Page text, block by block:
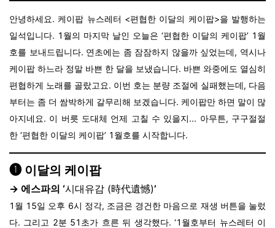
안녕하세요. 케이팝 뉴스레터 <편협한 이달의 케이팝>을 발행하는
일석입니다. 1월의 마지막 날인 오늘은 ‘편협한 이달의 케이팝’ 1월
호를 보내드립니다. 연초에는 좀 잠잠하지 않을까 싶었는데, 역시나
케이팝 하느라 정말 바쁜 한 달을 보냈습니다. 바쁜 와중에도 열심히
편협하게 노래를 골랐고요. 이번 호는 분량 조절에 실패했는데, 다음
부터는 좀 더 쌈박하게 갈무리해 보겠습니다. 케이팝만 하면 말이 많
아지네요. 이 버릇 도대체 언제 고칠 수 있을지... 아무튼, 구구절절
한 ‘편협한 이달의 케이팝’ 1월호를 시작합니다.
❶ 이달의 케이팝
→ 에스파의 ‘시대유감 (時代遺憾)’
1월 15일 오후 6시 정각, 조금은 경건한 마음으로 재생 버튼을 눌렀
다. 그리고 2분 51초가 흐른 뒤 생각했다. ‘1월호부터 뉴스레터 이